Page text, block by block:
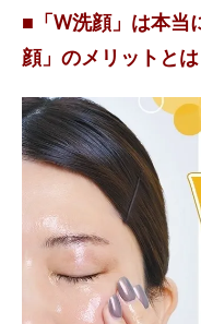
■「W洗顔」は本当
顔」のメリットとは